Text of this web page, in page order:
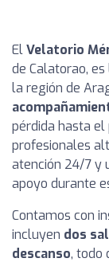
ElVelatorio
de Calatorao,
la región de
pérdida hasta el
profesionales
atención 24/7 y
apoyo durante
Contamos con
incluyen dos
descanso, todo